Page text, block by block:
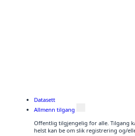
Datasett
Allmenn tilgang
Offentlig tilgjengelig for alle. Tilgang
helst kan be om slik registrering og/